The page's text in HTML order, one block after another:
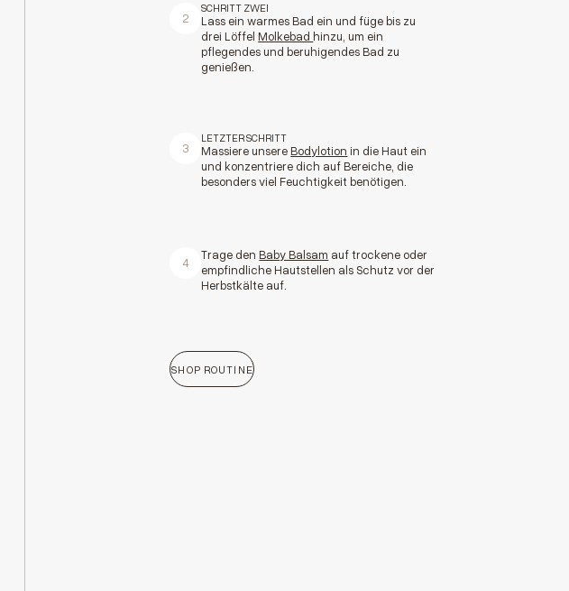
2
SCHRITT ZWEI
Lass ein warmes Bad ein und füge bis zu
drei Löffel Molkebad hinzu, um ein
pflegendes und beruhigendes Bad zu
genießen.
3
LETZTER SCHRITT
Massiere unsere Bodylotion in die Haut ein
und konzentriere dich auf Bereiche, die
besonders viel Feuchtigkeit benötigen.
4
Trage den Baby Balsam auf trockene oder
empfindliche Hautstellen als Schutz vor der
Herbstkälte auf.
SHOP ROUTINE